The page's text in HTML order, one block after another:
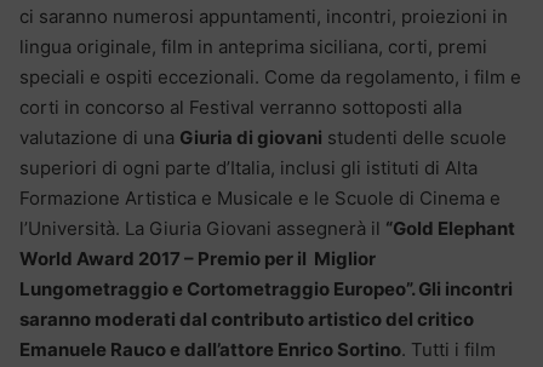
ci saranno numerosi appuntamenti, incontri, proiezioni in
lingua originale, film in anteprima siciliana, corti, premi
speciali e ospiti eccezionali. Come da regolamento, i film e
corti in concorso al Festival verranno sottoposti alla
valutazione di una Giuria di giovani studenti delle scuole
superiori di ogni parte d’Italia, inclusi gli istituti di Alta
Formazione Artistica e Musicale e le Scuole di Cinema e
l’Università. La Giuria Giovani assegnerà il “Gold Elephant
World Award 2017 – Premio per il Miglior
Lungometraggio e Cortometraggio Europeo”. Gli incontri
saranno moderati dal contributo artistico del critico
Emanuele Rauco e dall’attore Enrico Sortino. Tutti i film